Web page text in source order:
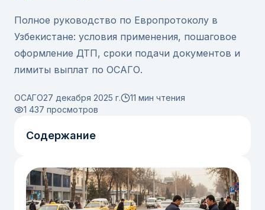
Полное руководство по Европротоколу в
Узбекистане: условия применения, пошаговое
оформление ДТП, сроки подачи документов и
лимиты выплат по ОСАГО.
ОСАГО27 декабря 2025 г.
11 мин чтения
1 437 просмотров
Содержание